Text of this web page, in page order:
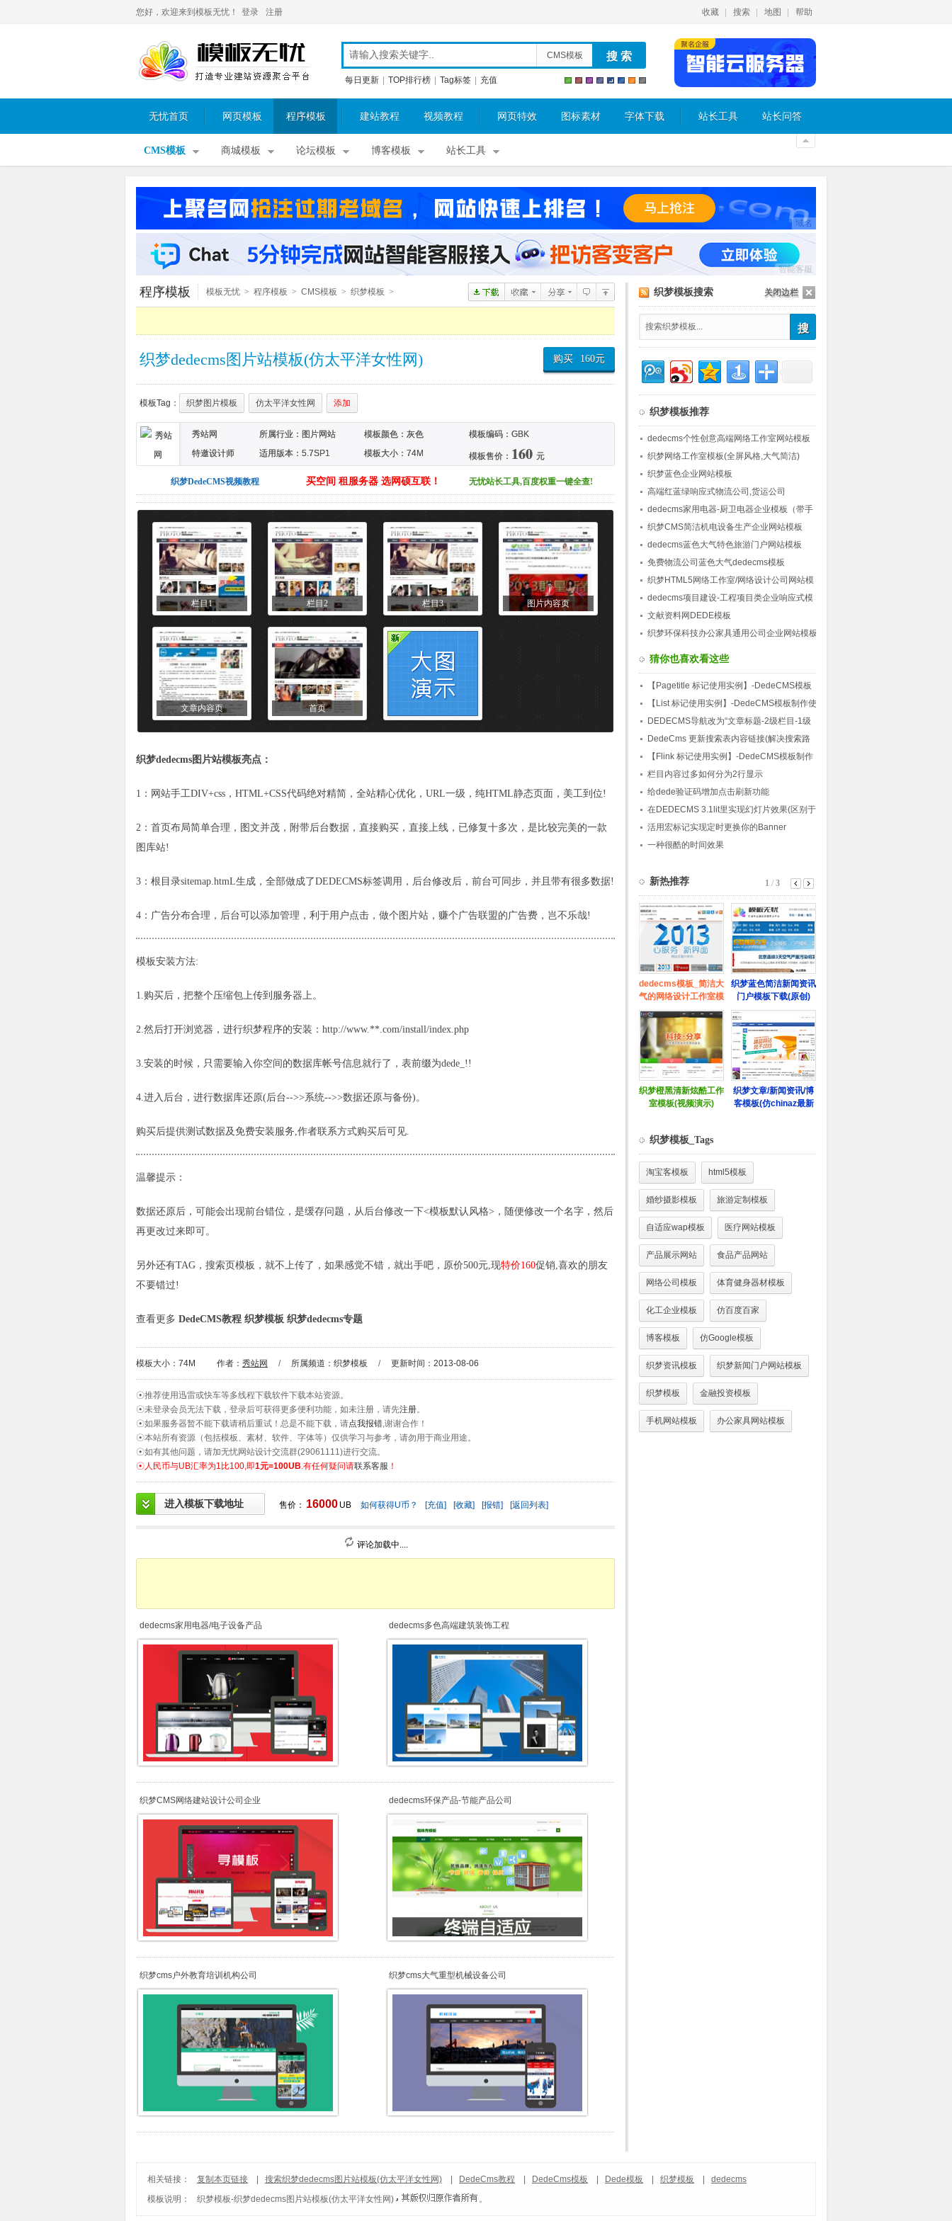
您好，欢迎来到模板无忧！ 登录 注册 收藏 搜索 地图 帮助
CMS模板
每日更新 TOP排行榜 Tag标签 充值
无忧首页 网页模板 程序模板 建站教程 视频教程 网页特效 图标素材 字体下载 站长工具 站长问答
CMS模板 商城模板 论坛模板 博客模板 站长工具
域名
智能客服
关闭边栏
程序模板 模板无忧 > 程序模板 > CMS模板 > 织梦模板 >
织梦dedecms图片站模板(仿太平洋女性网) 购买 160元
模板Tag： 织梦图片模板 仿太平洋女性网 添加
秀站网
特邀设计师
所属行业： 图片网站 模板颜色： 灰色
模板编码：GBK
适用版本：5.7SP1
模板大小：74M 模板售价： 160 元
织梦DedeCMS视频教程 买空间 租服务器 选网硕互联！ 无忧站长工具,百度权重一键全查!
栏目1 栏目2 栏目3 图片内容页
文章内容页 首页
织梦dedecms图片站模板亮点：
1：网站手工DIV+css，HTML+CSS代码绝对精简，全站精心优化，URL一级，纯HTML静态页面，美工到位!
2：首页布局简单合理，图文并茂，附带后台数据，直接购买，直接上线，已修复十多次，是比较完美的一款
图库站!
3：根目录sitemap.htmL生成，全部做成了DEDECMS标签调用，后台修改后，前台可同步，并且带有很多数据!
4：广告分布合理，后台可以添加管理，利于用户点击，做个图片站，赚个广告联盟的广告费，岂不乐哉!
模板安装方法:
1.购买后，把整个压缩包上传到服务器上。
2.然后打开浏览器，进行织梦程序的安装：http://www.**.com/install/index.php
3.安装的时候，只需要输入你空间的数据库帐号信息就行了，表前缀为dede _!!
4.进入后台，进行数据库还原(后台-->>系统-->>数据还原与备份)。
购买后提供测试数据及免费安装服务,作者联系方式购买后可见.
温馨提示：
数据还原后，可能会出现前台错位，是缓存问题，从后台修改一下<模板默认风格>，随便修改一个名字，然后
再更改过来即可。
另外还有TAG，搜索页模板，就不上传了，如果感觉不错，就出手吧，原价500元,现特价160促销,喜欢的朋友
不要错过!
查看更多 DedeCMS教程 织梦模板 织梦dedecms专题
模板大小：74M 作者： 秀站网 / 所属频道： 织梦模板 / 更新时间：2013-08-06
☉推荐使用迅雷或快车等多线程下载软件下载本站资源。
☉未登录会员无法下载，登录后可获得更多便利功能，如未注册，请先注册。
☉如果服务器暂不能下载请稍后重试！总是不能下载，请点我报错,谢谢合作！
☉本站所有资源（包括模板、素材、软件、字体等）仅供学习与参考，请勿用于商业用途。
☉如有其他问题，请加无忧网站设计交流群(29061111)进行交流。
☉人民币与UB汇率为1比100,即1元=100UB.有任何疑问请联系客服 ！
进入模板下载地址 售价： 16000 UB 如何获得U币？ [充值] [收藏] [报错] [返回列表]
评论加载中....
dedecms家用电器/电子设备产品 dedecms多色高端建筑装饰工程
织梦CMS网络建站设计公司企业 dedecms环保产品-节能产品公司
织梦cms户外教育培训机构公司 织梦cms大气重型机械设备公司
织梦模板搜索
织梦模板推荐
dedecms个性创意高端网络工作室网站模板
织梦网络工作室模板(全屏风格,大气简洁)
织梦蓝色企业网站模板
高端红蓝绿响应式物流公司,货运公司
dedecms模板
dedecms家用电器-厨卫电器企业模板（带手
机版）
织梦CMS简洁机电设备生产企业网站模板
dedecms蓝色大气特色旅游门户网站模板
免费物流公司蓝色大气dedecms模板
织梦HTML5网络工作室/网络设计公司网站模
板 带图集数据
dedecms项目建设-工程项目类企业响应式模
板(终端自适应)
文献资料网DEDE模板
织梦环保科技办公家具通用公司企业网站模板
猜你也喜欢看这些
【Pagetitle 标记使用实例】-DedeCMS模板
制作使用实例教程(15)
【List 标记使用实例】-DedeCMS模板制作使
用实例教程(11)
DEDECMS导航改为“文章标题-2级栏目-1级
栏目-网站名”样式
DedeCms 更新搜索表内容链接(解决搜索路
径错误)
【Flink 标记使用实例】-DedeCMS模板制作
使用实例教程(8)
栏目内容过多如何分为2行显示
给dede验证码增加点击刷新功能
在DEDECMS 3.1lit里实现幻灯片效果(区别于
官方，增添了选择按钮)
活用宏标记实现定时更换你的Banner
一种很酷的时间效果
织梦模板_Tags
淘宝客模板 html5模板
婚纱摄影模板 旅游定制模板
自适应wap模板 医疗网站模板
产品展示网站 食品产品网站
网络公司模板 体育健身器材模板
化工企业模板 仿百度百家
博客模板 仿Google模板
织梦资讯模板 织梦新闻门户网站模板
织梦模板 金融投资模板
手机网站模板 办公家具网站模板
相关链接： 复制本页链接 搜索织梦dedecms图片站模板(仿太平洋女性网) DedeCms教程 DedeCms模板 Dede模板 织梦模板
dedecms
模板说明：
织梦模板-织梦dedecms图片站模板(仿太平洋女性网) 。